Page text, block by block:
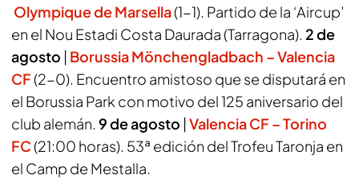
OlympiquedeMarsella(1-1). Partido de la ‘Aircup’
en el Nou Estadi Costa Daurada (Tarragona). 2 de
agosto | BorussiaMönchengladbach – Valencia
CF(2-0). Encuentro amistoso que se disputará en
el Borussia Park con motivo del 125 aniversario del
club alemán. 9 de agosto |Valencia CF –Torino
FC(21:00 horas). 53ª edición del Trofeu Taronja en
el Camp de Mestalla.